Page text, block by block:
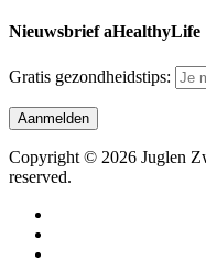
Nieuwsbrief aHealthyLife
Gratis gezondheidstips:
Copyright © 2026 Juglen
reserved.